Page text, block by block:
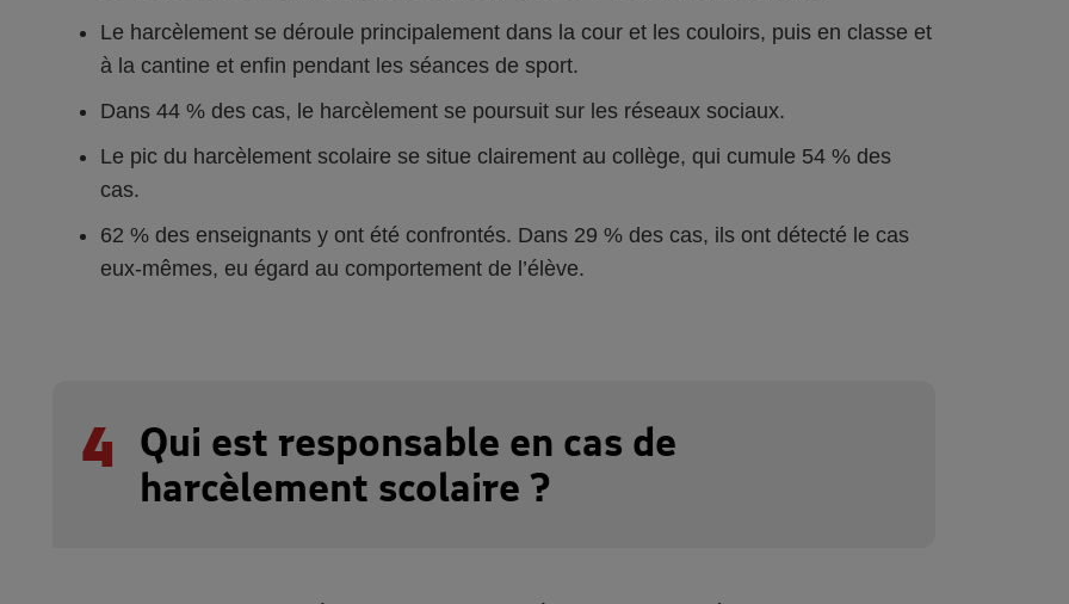
Le harcèlement se déroule principalement dans la cour et les couloirs, puis en classe et
à la cantine et enfin pendant les séances de sport.
Dans 44 % des cas, le harcèlement se poursuit sur les réseaux sociaux.
Le pic du harcèlement scolaire se situe clairement au collège, qui cumule 54 % des
cas.
62 % des enseignants y ont été confrontés. Dans 29 % des cas, ils ont détecté le cas
eux-mêmes, eu égard au comportement de l’élève.
4
Qui est responsable en cas de
harcèlement scolaire ?